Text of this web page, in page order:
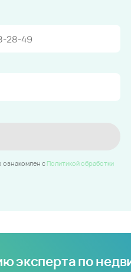
ознакомлен c Политикой обработки
эксперта по